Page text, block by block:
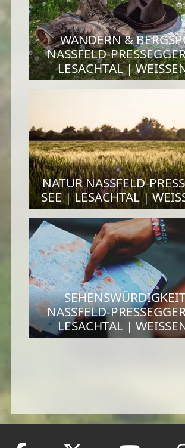
WANDERN &
NASSFELD-
LESACHTAL |
NATUR NASSFELD-
SEE | LESACHTAL |
NASSFELD-
LESACHTAL |